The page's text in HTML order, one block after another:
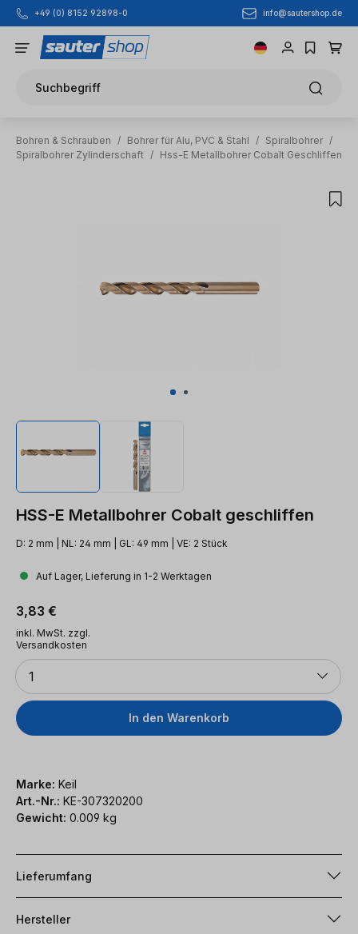
Zum Hauptinhalt springen
+49 (0) 8152 92898-0 info@sautershop.de
Suchbegriff
Bohren & Schrauben / Bohrer für Alu, PVC & Stahl / Spiralbohrer /
Spiralbohrer Zylinderschaft / Hss-E Metallbohrer Cobalt Geschliffen
HSS-E Metallbohrer Cobalt geschliffen
D: 2 mm | NL: 24 mm | GL: 49 mm | VE: 2 Stück
Auf Lager, Lieferung in 1-2 Werktagen
Regulärer Preis:
3,83 €
inkl. MwSt. zzgl.
Versandkosten
Anzahl
1
In den Warenkorb
Marke: Keil
Art.-Nr.: KE-307320200
Gewicht: 0.009 kg
Lieferumfang
Hersteller